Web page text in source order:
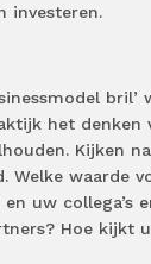
investeren.
het denken
Kijken
Welke waarde
uw collega’s
Hoe kijkt